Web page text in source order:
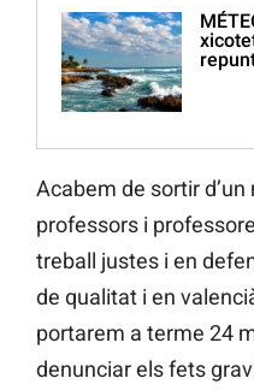
Acabem de sortir
professors i
treball justes i en
de qualitat i en
portarem a terme 24
denunciar els fets